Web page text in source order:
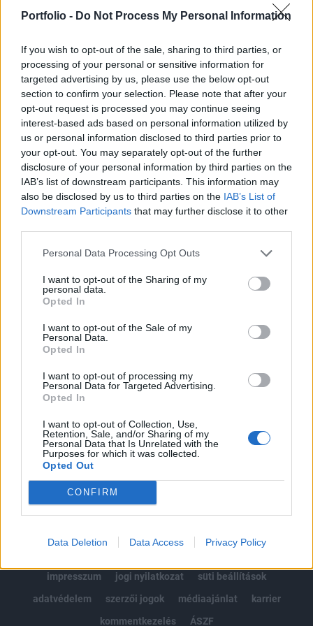
Portfolio - Do Not Process My Personal Information
If you wish to opt-out of the sale, sharing to third parties, or
processing of your personal or sensitive information for
targeted advertising by us, please use the below opt-out
section to confirm your selection. Please note that after your
opt-out request is processed you may continue seeing
interest-based ads based on personal information utilized by
us or personal information disclosed to third parties prior to
your opt-out. You may separately opt-out of the further
disclosure of your personal information by third parties on the
IAB’s list of downstream participants. This information may
also be disclosed by us to third parties on the IAB’s List of
Downstream Participants that may further disclose it to other
Personal Data Processing Opt Outs
I want to opt-out of the Sharing of my
personal data.
Opted In
I want to opt-out of the Sale of my
Personal Data.
Opted In
I want to opt-out of processing my
Personal Data for Targeted Advertising.
Opted In
I want to opt-out of Collection, Use,
Retention, Sale, and/or Sharing of my
Personal Data that Is Unrelated with the
Purposes for which it was collected.
Opted Out
CONFIRM
Data Deletion Data Access Privacy Policy
várható tranzakcióról most több részletet is
A távol-keleti térségben egyre szorosabb katonai
együttműködések születnek a kínai befolyás
növekedésének árnyékában. Ennek ékes bizonyítéka, hogy
Japán a következő években összesen öt darab Abukuma-
osztályú rombolót ad át a Manilának. A hivatalos
bejelentést Gilberto Teodoro Jr., a Fülöp-szigetek védelmi
minisztere tette, azt is elmondta, hogy a felek közötti
kommunikáció...
KEDVES OLVASÓNK!
regisztrációhoz kötött.
Az előfizetés a következőket tartalmazza:
Portfolio.hu teljes cikkarchívum
Kötéslisták: BÉT elmúlt 2 év napon belüli
kötéslistái
Előfizetés
MÁR ELŐFIZETŐNK VAGY?BEJELENTKEZÉS
impresszum
jogi nyilatkozat
süti beállítások
adatvédelem
szerzői jogok médiaajánlat
karrier
kommentkezelés
ÁSZF